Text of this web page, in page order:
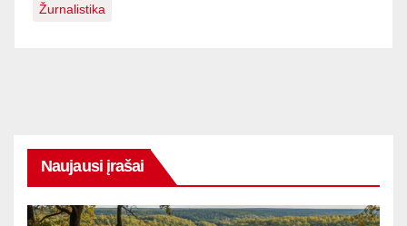
Žurnalistika
Naujausi įrašai